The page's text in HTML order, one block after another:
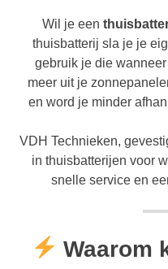
Wil je een
thuisbatterij sla je je
gebruik je die
meer uit je
en word je minder
VDH Technieken,
in thuisbatterijen voor
snelle service en
Waarom